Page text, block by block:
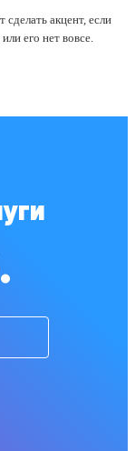
акцент, если
его нет вовсе.